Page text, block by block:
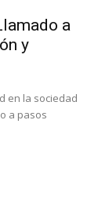
a
y
en la sociedad
a pasos